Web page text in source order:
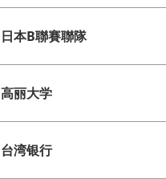
日本B聯賽聯隊
高丽大学
台湾银行